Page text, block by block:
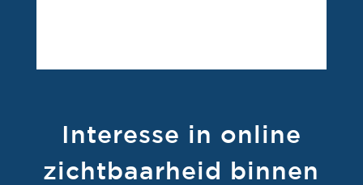
Interesse in online
zichtbaarheid binnen